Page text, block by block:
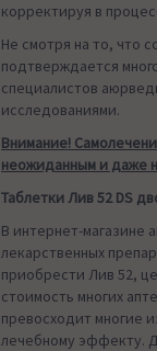
корректируя в
Не смотря на то, что
подтверждается
специалистов
исследованиями.
Внимание!
неожиданным и даже
Таблетки Лив 52 DS
В интернет-магазине
лекарственных
приобрести Лив 52,
стоимость многих
превосходит многие
лечебному эффекту.